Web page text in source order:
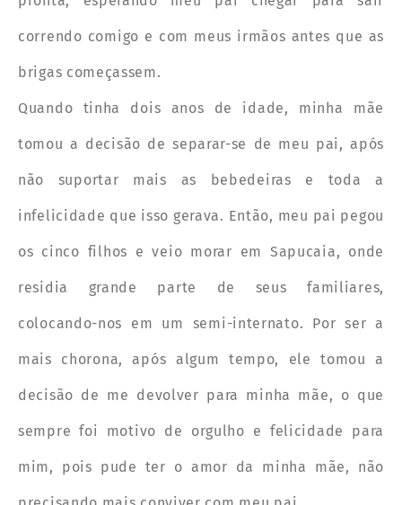
correndo comigo e com meus irmãos antes que as
brigas começassem.
Quando tinha dois anos de idade, minha mãe
tomou a decisão de separar-se de meu pai, após
não suportar mais as bebedeiras e toda a
infelicidade que isso gerava. Então, meu pai pegou
os cinco filhos e veio morar em Sapucaia, onde
residia grande parte de seus familiares,
colocando-nos em um semi-internato. Por ser a
mais chorona, após algum tempo, ele tomou a
decisão de me devolver para minha mãe, o que
sempre foi motivo de orgulho e felicidade para
mim, pois pude ter o amor da minha mãe, não